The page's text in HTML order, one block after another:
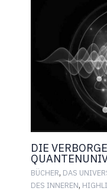
DIE
BÜCHER, DAS
DES INNEREN,